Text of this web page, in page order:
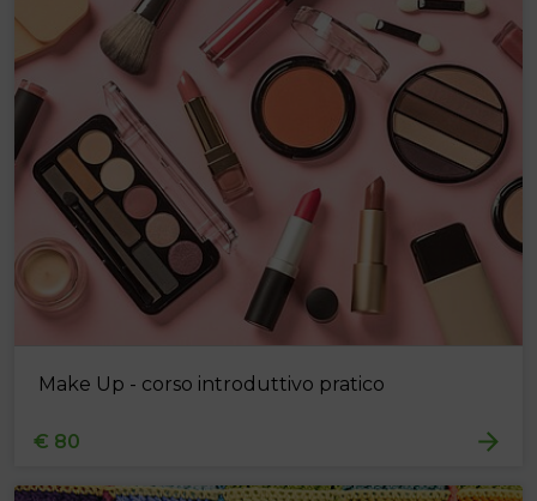
Make Up - corso introduttivo pratico
€ 80